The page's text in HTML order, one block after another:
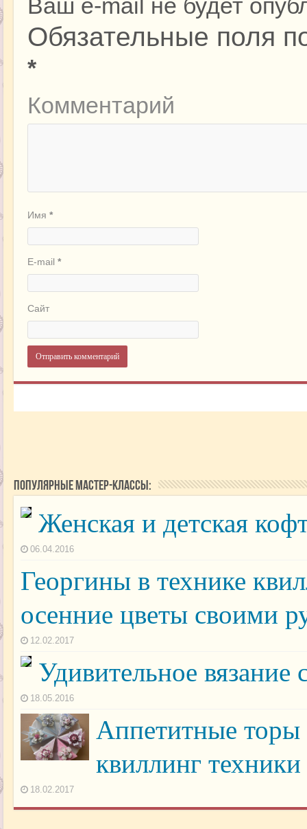
Ваш e-mail не будет
Обязательные поля
*
Комментарий
Имя *
E-mail *
Сайт
Популярные мастер-классы:
Женская и детская
06.04.2016
Георгины в технике
осенние цветы своими
12.02.2017
Удивительное
18.05.2016
Аппетитные торы
квиллинг техники
18.02.2017